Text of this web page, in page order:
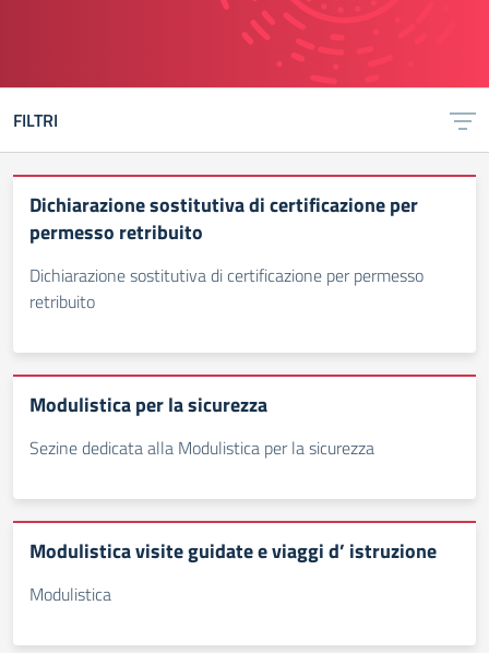
FILTRI
Dichiarazione sostitutiva di certificazione per
permesso retribuito
Dichiarazione sostitutiva di certificazione per permesso
retribuito
Modulistica per la sicurezza
Sezine dedicata alla Modulistica per la sicurezza
Modulistica visite guidate e viaggi d’ istruzione
Modulistica